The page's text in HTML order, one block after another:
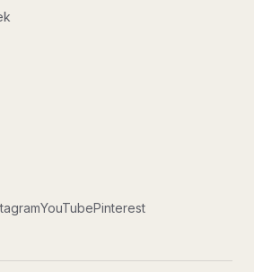
YouTubePinterest